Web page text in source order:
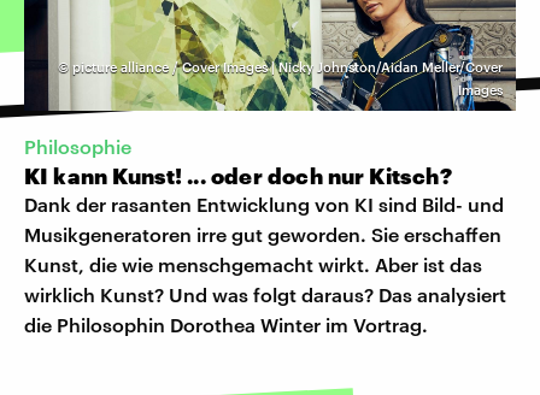
© picture alliance / Cover Images | Nicky Johnston/Aidan Meller/Cover
Images
Philosophie
KI kann Kunst! ... oder doch nur Kitsch?
Dank der rasanten Entwicklung von KI sind Bild- und
Musikgeneratoren irre gut geworden. Sie erschaffen
Kunst, die wie menschgemacht wirkt. Aber ist das
wirklich Kunst? Und was folgt daraus? Das analysiert
die Philosophin Dorothea Winter im Vortrag.